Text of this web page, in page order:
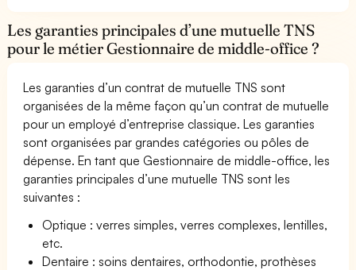
Les garanties principales d’une mutuelle TNS
pour le métier Gestionnaire de middle-office ?
Les garanties d’un contrat de mutuelle TNS sont
organisées de la même façon qu’un contrat de mutuelle
pour un employé d’entreprise classique. Les garanties
sont organisées par grandes catégories ou pôles de
dépense. En tant que Gestionnaire de middle-office, les
garanties principales d’une mutuelle TNS sont les
suivantes :
Optique : verres simples, verres complexes, lentilles,
etc.
Dentaire : soins dentaires, orthodontie, prothèses